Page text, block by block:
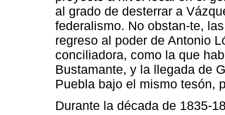
al grado de desterrar a
federalismo. No obstan-te,
regreso al poder de Antonio
conciliadora, como la que
Bustamante, y la llegada de
Puebla bajo el mismo tesón,
Durante la década de 1835-